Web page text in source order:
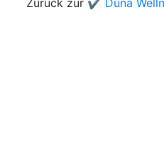
Zurück zur ✔️ Duna